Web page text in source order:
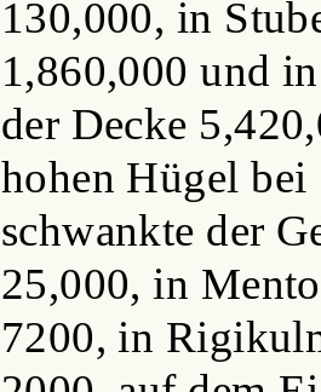
130,000, in
1,860,000 und
der Decke
hohen Hügel
schwankte der
25,000, in
7200, in